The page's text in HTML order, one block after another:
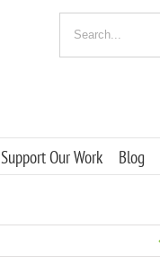
for:
Support Our Work Blog